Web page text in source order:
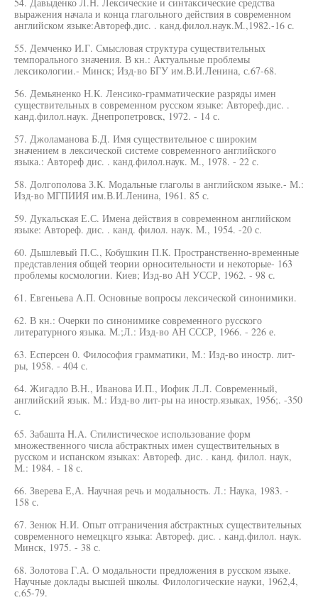
выражения начала и конца глагольного действия в современном
английском языке:Автореф.дис. . канд.филол.наук.М.,1982.-16 с.
55. Демченко И.Г. Смысловая структура существительных
темпорального значения. В кн.: Актуальные проблемы
лексикологии.- Минск; Изд-во БГУ им.В.И.Ленина, с.67-68.
56. Демьяненко Н.К. Ленсико-грамматические разряды имен
существительных в современном русском языке: Автореф.дис. .
канд.филол.наук. Днепропетровск, 1972. - 14 с.
57. Джоламанова Б.Д. Имя существительное с широким
значением в лексической системе современного английского
языка.: Автореф дис. . канд.филол.наук. М., 1978. - 22 с.
58. Долгополова З.К. Модальные глаголы в английском языке.- М.:
Изд-во МГПИИЯ им.В.И.Ленина, 1961. 85 с.
59. Дукальская Е.С. Имена действия в современном английском
языке: Автореф. дис. . канд. филол. наук. М., 1954. -20 с.
60. Дышлевый П.С., Кобушкин П.К. Пространственно-временные
представления общей теории орносительности и некоторые- 163
проблемы космологии. Киев; Изд-во АН УССР, 1962. - 98 с.
61. Евгеньева А.П. Основные вопросы лексической синонимики.
62. В кн.: Очерки по синонимике современного русского
литературного языка. М.;Л.: Изд-во АН СССР, 1966. - 226 е.
63. Есперсен 0. Философия грамматики, М.: Изд-во иностр. лит-
ры, 1958. - 404 с.
64. Жигадло В.Н., Иванова И.П., Иофик Л.Л. Современный,
английский язык. М.: Изд-во лит-ры на иностр.языках, 1956;. -350
с.
65. Забашта H.A. Стилистическое использование форм
множественного числа абстрактных имен существительных в
русском и испанском языках: Автореф. дис. . канд. филол. наук,
М.: 1984. - 18 с.
66. Зверева Е,А. Научная речь и модальность. Л.: Наука, 1983. -
158 с.
67. Зенюк Н.И. Опыт отграничения абстрактных существительных
современного немецкцго языка: Автореф. дис. . канд.филол. наук.
Минск, 1975. - 38 с.
68. Золотова Г.А. О модальности предложения в русском языке.
Научные доклады высшей школы. Филологические науки, 1962,4,
с.65-79.